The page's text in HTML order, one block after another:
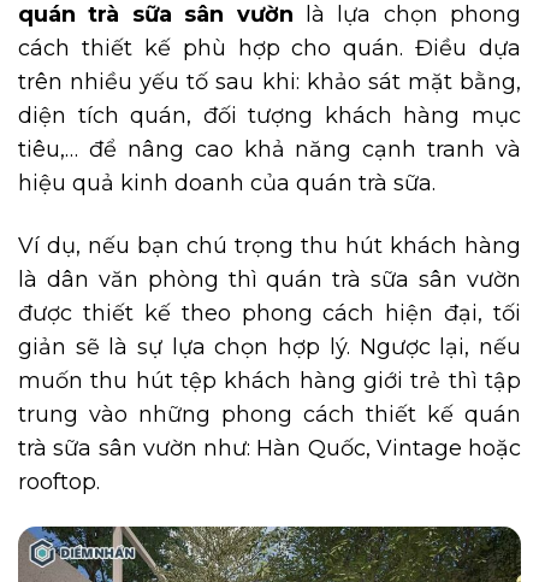
quán trà sữa sân vườn là lựa chọn phong
cách thiết kế phù hợp cho quán. Điều dựa
trên nhiều yếu tố sau khi: khảo sát mặt bằng,
diện tích quán, đối tượng khách hàng mục
tiêu,… để nâng cao khả năng cạnh tranh và
hiệu quả kinh doanh của quán trà sữa.
Ví dụ, nếu bạn chú trọng thu hút khách hàng
là dân văn phòng thì quán trà sữa sân vườn
được thiết kế theo phong cách hiện đại, tối
giản sẽ là sự lựa chọn hợp lý. Ngược lại, nếu
muốn thu hút tệp khách hàng giới trẻ thì tập
trung vào những phong cách thiết kế quán
trà sữa sân vườn như: Hàn Quốc, Vintage hoặc
rooftop.